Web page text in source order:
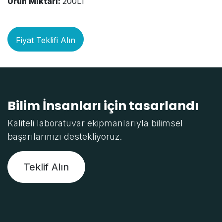
Fiyat Teklifi Alın
Bilim İnsanları için tasarlandı
Kaliteli laboratuvar ekipmanlarıyla bilimsel
başarılarınızı destekliyoruz.
Teklif Alın